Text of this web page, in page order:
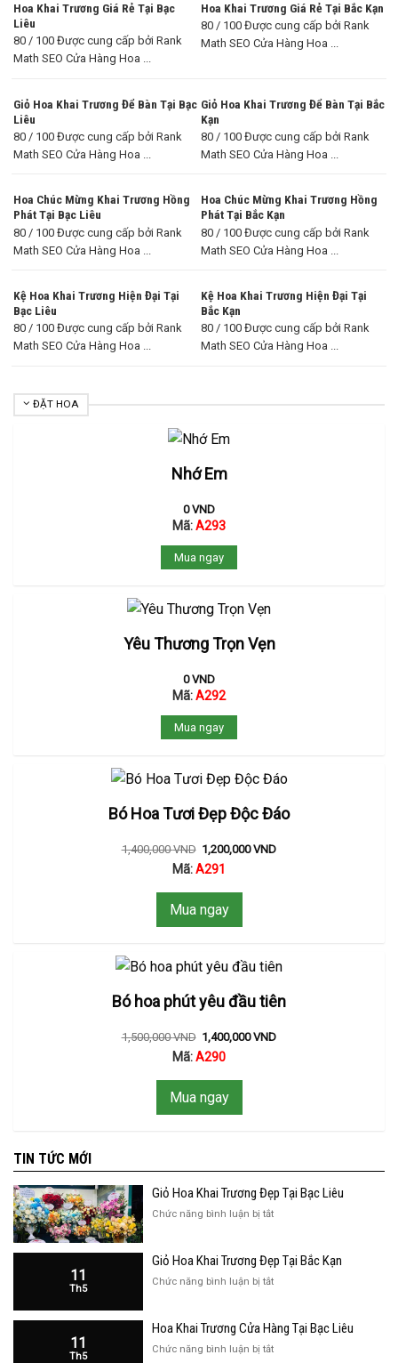
Hoa Khai Trương Giá Rẻ Tại Bạc
Liêu
80 / 100 Được cung cấp bởi Rank
Math SEO Cửa Hàng Hoa ...
Hoa Khai Trương Giá Rẻ Tại Bắc Kạn
80 / 100 Được cung cấp bởi Rank
Math SEO Cửa Hàng Hoa ...
Giỏ Hoa Khai Trương Để Bàn Tại Bạc
Liêu
80 / 100 Được cung cấp bởi Rank
Math SEO Cửa Hàng Hoa ...
Giỏ Hoa Khai Trương Để Bàn Tại Bắc
Kạn
80 / 100 Được cung cấp bởi Rank
Math SEO Cửa Hàng Hoa ...
Hoa Chúc Mừng Khai Trương Hồng
Phát Tại Bạc Liêu
80 / 100 Được cung cấp bởi Rank
Math SEO Cửa Hàng Hoa ...
Hoa Chúc Mừng Khai Trương Hồng
Phát Tại Bắc Kạn
80 / 100 Được cung cấp bởi Rank
Math SEO Cửa Hàng Hoa ...
Kệ Hoa Khai Trương Hiện Đại Tại
Bạc Liêu
80 / 100 Được cung cấp bởi Rank
Math SEO Cửa Hàng Hoa ...
Kệ Hoa Khai Trương Hiện Đại Tại
Bắc Kạn
80 / 100 Được cung cấp bởi Rank
Math SEO Cửa Hàng Hoa ...
ĐẶT HOA
Nhớ Em
0VND
Mã:A293
Mua ngay
Yêu Thương Trọn Vẹn
0VND
Mã:A292
Mua ngay
Bó Hoa Tươi Đẹp Độc Đáo
1,400,000VND 1,200,000VND
Mã:A291
Mua ngay
Bó hoa phút yêu đầu tiên
1,500,000VND 1,400,000VND
Mã:A290
Mua ngay
TIN TỨC MỚI
Giỏ Hoa Khai Trương Đẹp Tại Bạc Liêu
Chức năng bình luận bị tắtở
Khai
Đẹp
Liêu
11
Th5
Giỏ Hoa Khai Trương Đẹp Tại Bắc Kạn
Chức năng bình luận bị tắtở
Khai
Đẹp
11
Th5
Hoa Khai Trương Cửa Hàng Tại Bạc Liêu
Chức năng bình luận bị tắtở